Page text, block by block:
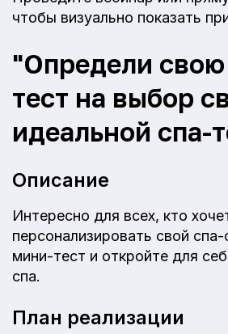
чтобы визуально показать
"Определи
тест на выбор
идеальной спа-
Описание
Интересно для всех, кто
персонализировать свой
мини-тест и откройте для
спа.
План реализации